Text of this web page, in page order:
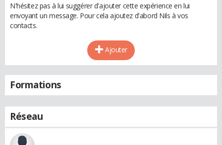
N'hésitez pas à lui suggérer d'ajouter cette expérience en lui
envoyant un message. Pour cela ajoutez d'abord Nils à vos
contacts.
Ajouter
Formations
Réseau